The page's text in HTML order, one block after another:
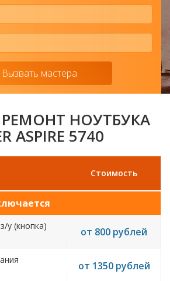
Вызвать мастера
НОУТБУКА
ASPIRE 5740
Стоимость
у (кнопка) от 800 рублей
от 1350 рублей